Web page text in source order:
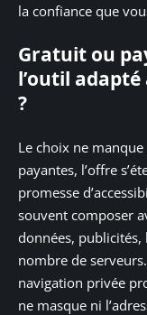
la confiance que
Gratuit ou
l’outil adapté
?
Le choix ne
payantes, l’offre
promesse
souvent composer
données,
nombre de
navigation privée
ne masque ni